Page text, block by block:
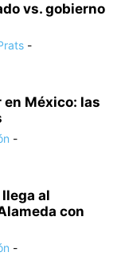
vs. gobierno
-
México: las
-
al
con
-